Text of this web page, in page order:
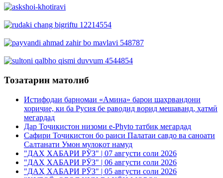
Тозатарин матолиб
Истифодаи барномаи «Амина» барои шаҳрвандони
хориҷие, ки ба Русия бе раводид ворид мешаванд, ҳатмӣ
мегардад
Дар Тоҷикистон низоми e-Phyto татбиқ мегардад
Сафири Тоҷикистон бо раиси Палатаи савдо ва саноати
Салтанати Умон мулоқот намуд
"ДАҲ ХАБАРИ РӮЗ" | 07 августи соли 2026
"ДАҲ ХАБАРИ РӮЗ" | 06 августи соли 2026
"ДАҲ ХАБАРИ РӮЗ" | 05 августи соли 2026